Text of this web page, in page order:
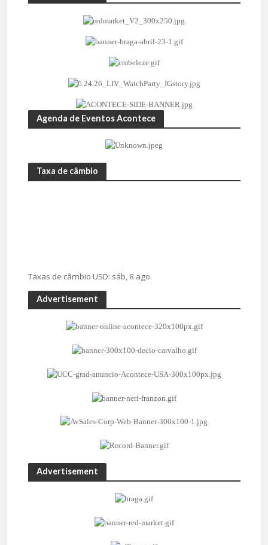
Agenda de Eventos Acontece
Taxa de câmbio
Taxas de câmbio USD: sáb, 8 ago.
Advertisement
Advertisement